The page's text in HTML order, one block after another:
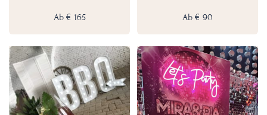
Ab € 165 Ab € 90